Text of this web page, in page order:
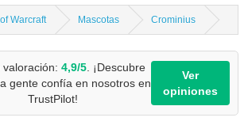
Warcraft Mascotas Crominius
valoración: 4,9/5 . ¡Descubre
gente confía en nosotros en
TrustPilot!
Ver
opiniones